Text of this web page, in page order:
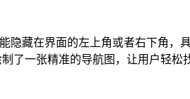
藏在界面的左上角或者右下角，
了一张精准的导航图，让用户轻松